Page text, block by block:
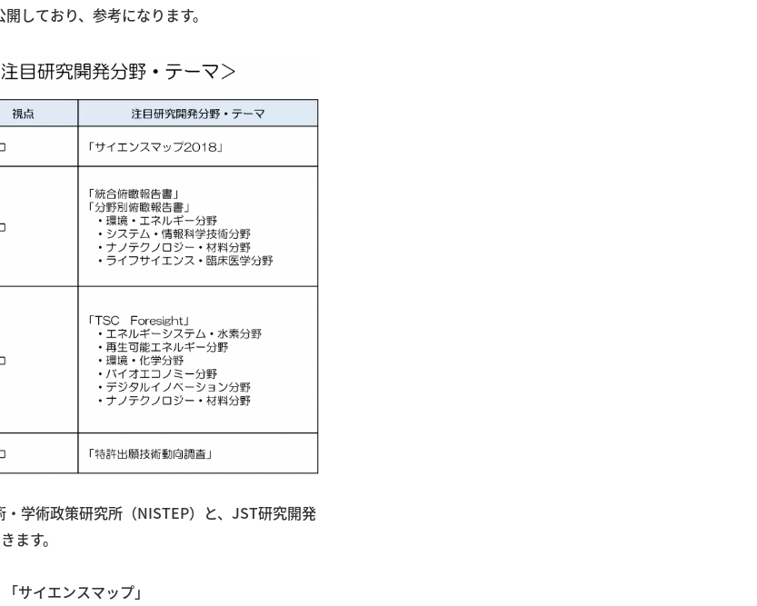
しており、参考になります。
学術政策研究所（NISTEP）と、JST研究開発
ます。
サイエンスマップ」